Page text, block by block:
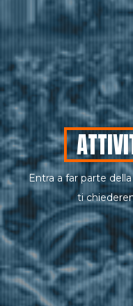
Entra a far parte
ti